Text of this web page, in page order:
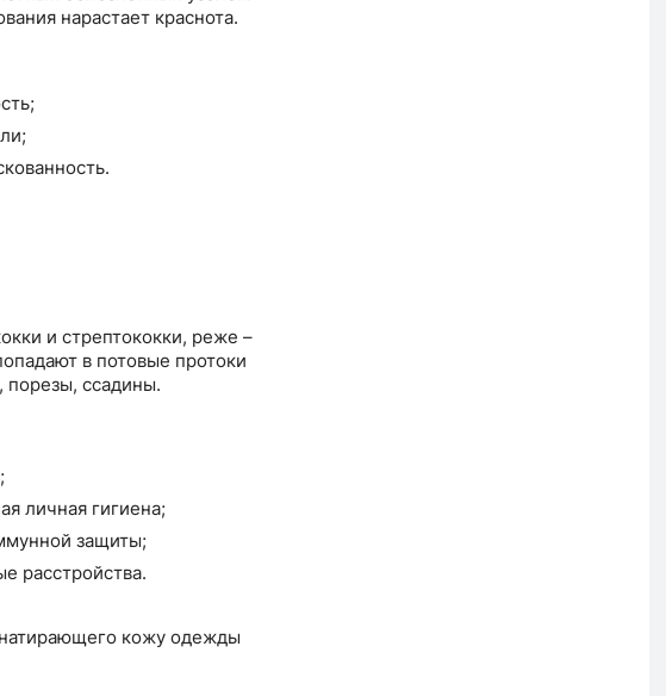
нарастает краснота.
и стрептококки, реже –
в потовые протоки
ссадины.
личная гигиена;
защиты;
расстройства.
кожу одежды